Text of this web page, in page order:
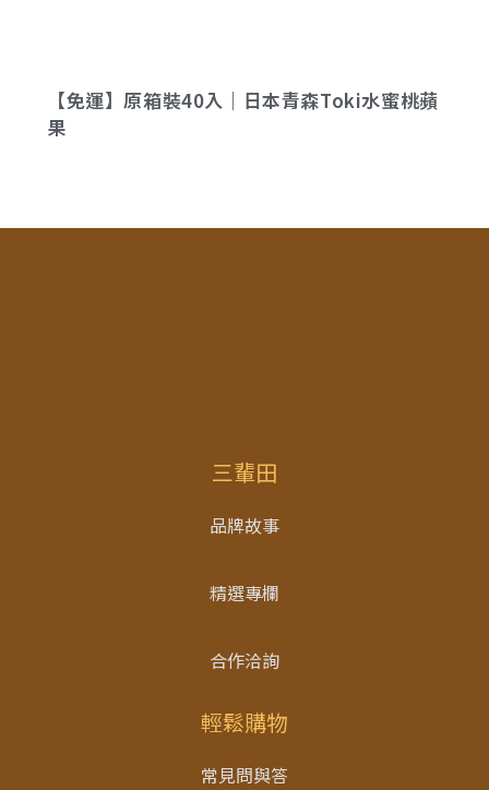
【免運】原箱裝40入｜日本青森Toki水蜜桃蘋
果
三輩田
品牌故事
精選專欄
合作洽詢
輕鬆購物
常見問與答